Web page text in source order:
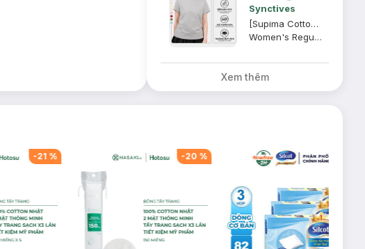
Synctives
[Supima Cotton] Áo Thun Nữ Synctives Regular Fit, Xám Nhạt, XS - CWTS02
Women's Regular Fit Curved Hem T-Shirt
Xem thêm
-21 % -20 %